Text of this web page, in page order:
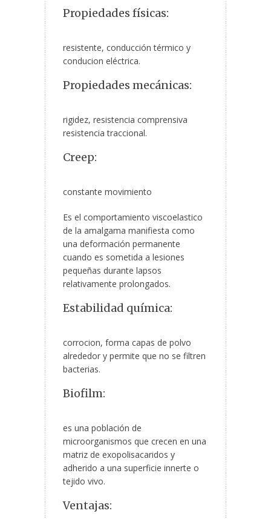
Propiedades físicas:
resistente, conducción térmico y
conducion eléctrica.
Propiedades mecánicas:
rigidez, resistencia comprensiva
resistencia traccional.
Creep:
constante movimiento
Es el comportamiento viscoelastico
de la amalgama manifiesta como
una deformación permanente
cuando es sometida a lesiones
pequeñas durante lapsos
relativamente prolongados.
Estabilidad química:
corrocion, forma capas de polvo
alrededor y permite que no se filtren
bacterias.
Biofilm:
es una población de
microorganismos que crecen en una
matriz de exopolisacaridos y
adherido a una superficie innerte o
tejido vivo.
Ventajas: